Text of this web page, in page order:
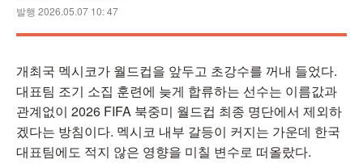
발행 2026.05.07 10: 47
개최국 멕시코가 월드컵을 앞두고 초강수를 꺼내 들었다.
대표팀 조기 소집 훈련에 늦게 합류하는 선수는 이름값과
관계없이 2026 FIFA 북중미 월드컵 최종 명단에서 제외하
겠다는 방침이다. 멕시코 내부 갈등이 커지는 가운데 한국
대표팀에도 적지 않은 영향을 미칠 변수로 떠올랐다.